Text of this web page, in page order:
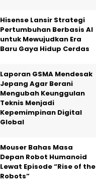
Hisense Lansir Strategi
Pertumbuhan Berbasis AI
untuk Mewujudkan Era
Baru Gaya Hidup Cerdas
Laporan GSMA Mendesak
Jepang Agar Berani
Mengubah Keunggulan
Teknis Menjadi
Kepemimpinan Digital
Global
Mouser Bahas Masa
Depan Robot Humanoid
Lewat Episode “Rise of the
Robots”